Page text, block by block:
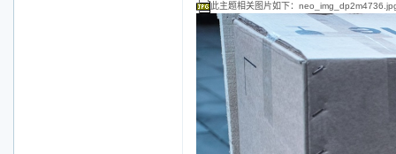
此主题相关图片如下：